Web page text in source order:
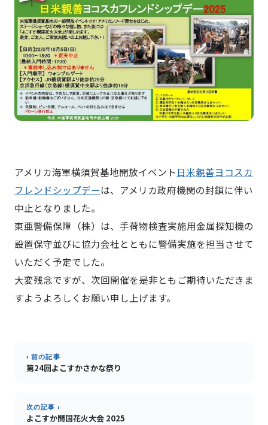
アメリカ海軍横須賀基地開放イベント 日米親善ヨコスカ
フレンドシップデーは、アメリカ政府機関の封鎖に伴い
中止となりました。
東亜警備保障（株）は、手荷物検査実施用金属探知機の
設置保守並びに協力会社とともに警備実施を担当させて
いただく予定でした。
大変残念ですが、次回開催を是非ともご期待いただきま
すようよろしくお願い申し上げます。
‹ 前の記事
第24回よこすかさかな祭り
次の記事 ›
よこすか開国花火大会 2025